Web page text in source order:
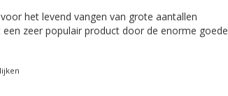
het levend vangen van grote aantallen
een zeer populair product door de enorme goede